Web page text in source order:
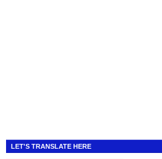
LET'S TRANSLATE HERE